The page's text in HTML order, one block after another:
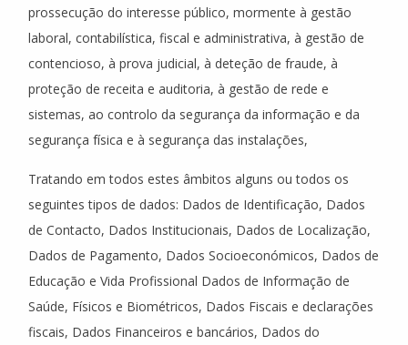
prossecução do interesse público, mormente à gestão
laboral, contabilística, fiscal e administrativa, à gestão de
contencioso, à prova judicial, à deteção de fraude, à
proteção de receita e auditoria, à gestão de rede e
sistemas, ao controlo da segurança da informação e da
segurança física e à segurança das instalações,
Tratando em todos estes âmbitos alguns ou todos os
seguintes tipos de dados: Dados de Identificação, Dados
de Contacto, Dados Institucionais, Dados de Localização,
Dados de Pagamento, Dados Socioeconómicos, Dados de
Educação e Vida Profissional Dados de Informação de
Saúde, Físicos e Biométricos, Dados Fiscais e declarações
fiscais, Dados Financeiros e bancários, Dados do